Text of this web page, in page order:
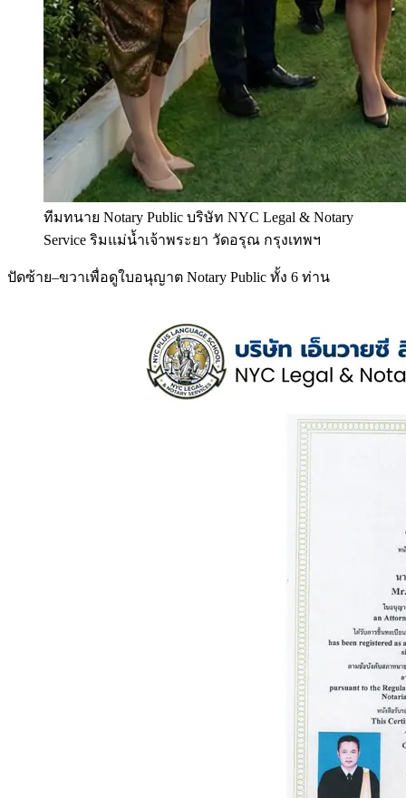
ทีมทนาย Notary Public บริษัท NYC Legal & Notary
Service ริมแม่น้ำเจ้าพระยา วัดอรุณ กรุงเทพฯ
ปัดซ้าย–ขวาเพื่อดูใบอนุญาต Notary Public ทั้ง 6 ท่าน